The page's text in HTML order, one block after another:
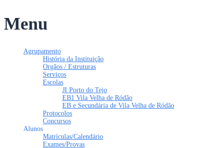
Menu
Agrupamento
História da Instituição
Orgãos / Estruturas
Serviços
Escolas
JI Porto do Tejo
EB1 Vila Velha de Ródão
EB e Secundária de Vila Velha de Ródão
Protocolos
Concursos
Alunos
Matrículas/Calendário
Exames/Provas